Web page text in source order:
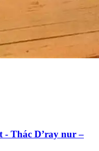
Thác D’ray nur –